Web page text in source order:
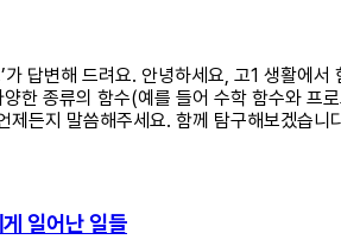
가 답변해 드려요. 안녕하세요, 고1 생활에
한 종류의 함수(예를 들어 수학 함수와 프
제든지 말씀해주세요. 함께 탐구해보겠습니
일어난 일들